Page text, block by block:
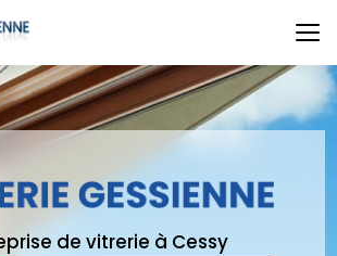
de vitrerie à Cessy